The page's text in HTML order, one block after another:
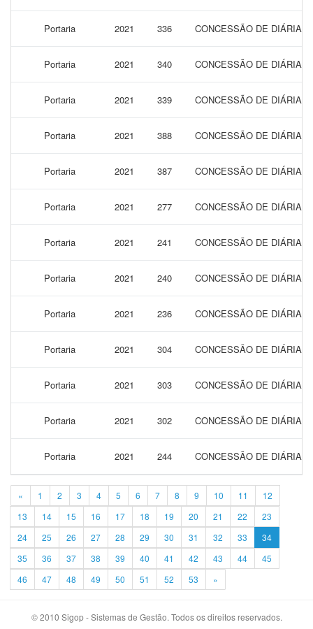
Portaria 2021 336 CONCESSÃO DE DIÁRIAS
Portaria 2021 340 CONCESSÃO DE DIÁRIAS
Portaria 2021 339 CONCESSÃO DE DIÁRIAS
Portaria 2021 388 CONCESSÃO DE DIÁRIAS
Portaria 2021 387 CONCESSÃO DE DIÁRIAS
Portaria 2021 277 CONCESSÃO DE DIÁRIAS
Portaria 2021 241 CONCESSÃO DE DIÁRIAS
Portaria 2021 240 CONCESSÃO DE DIÁRIAS
Portaria 2021 236 CONCESSÃO DE DIÁRIAS
Portaria 2021 304 CONCESSÃO DE DIÁRIAS
Portaria 2021 303 CONCESSÃO DE DIÁRIAS
Portaria 2021 302 CONCESSÃO DE DIÁRIAS
Portaria 2021 244 CONCESSÃO DE DIÁRIAS
« 1 2 3 4 5 6 7 8 9 10 11
12
13
14 15 16 17 18 19 20 21 22
23
24
25 26 27 28 29 30 31 32 33
34
35
36 37 38 39 40 41 42 43 44
45
46
47 48 49 50 51 52 53 »
© 2010 Sigop - Sistemas de Gestão. Todos os direitos reservados.